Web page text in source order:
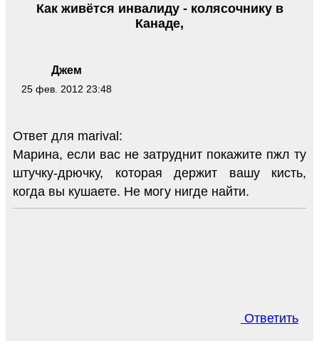
Джем
25 фев. 2012 23:48
Как живётся инвалиду - колясочнику в
Канаде,
Ответ для marival:
Марина, если вас не затруднит покажите пжл ту
штучку-дрючку, которая держит вашу кисть,
когда вы кушаете. Не могу нигде найти.
Ответить